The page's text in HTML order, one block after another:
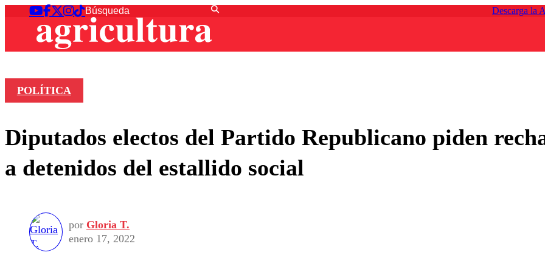
Descarga la
POLÍTICA
Diputados electos del Partido Republicano piden
a detenidos del estallido social
por Gloria T.
enero 17, 2022